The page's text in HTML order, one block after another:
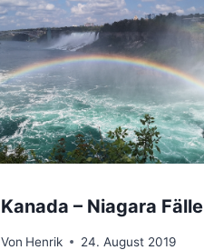
Kanada – Niagara Fälle
Von Henrik 24. August 2019